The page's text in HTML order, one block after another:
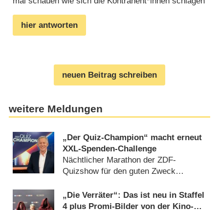
hier antworten
neuen Beitrag schreiben
weitere Meldungen
„Der Quiz-Champion“ macht erneut
XXL-Spenden-Challenge
Nächtlicher Marathon der ZDF-
Quizshow für den guten Zweck
„Die Verräter“: Das ist neu in Staffel
4 plus Promi-Bilder von der Kino-